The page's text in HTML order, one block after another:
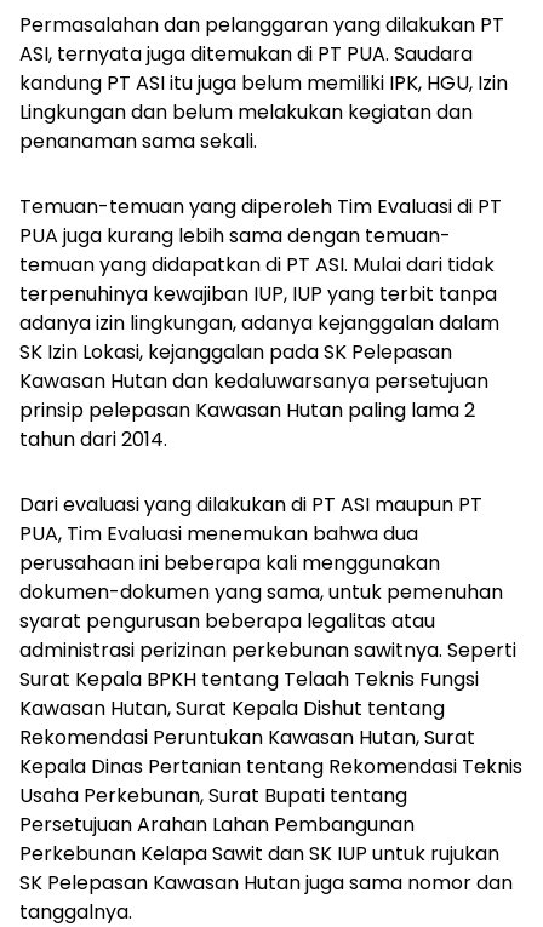
Permasalahan dan pelanggaran yang dilakukan PT
ASI, ternyata juga ditemukan di PT PUA. Saudara
kandung PT ASI itu juga belum memiliki IPK, HGU, Izin
Lingkungan dan belum melakukan kegiatan dan
penanaman sama sekali.
Temuan-temuan yang diperoleh Tim Evaluasi di PT
PUA juga kurang lebih sama dengan temuan-
temuan yang didapatkan di PT ASI. Mulai dari tidak
terpenuhinya kewajiban IUP, IUP yang terbit tanpa
adanya izin lingkungan, adanya kejanggalan dalam
SK Izin Lokasi, kejanggalan pada SK Pelepasan
Kawasan Hutan dan kedaluwarsanya persetujuan
prinsip pelepasan Kawasan Hutan paling lama 2
tahun dari 2014.
Dari evaluasi yang dilakukan di PT ASI maupun PT
PUA, Tim Evaluasi menemukan bahwa dua
perusahaan ini beberapa kali menggunakan
dokumen-dokumen yang sama, untuk pemenuhan
syarat pengurusan beberapa legalitas atau
administrasi perizinan perkebunan sawitnya. Seperti
Surat Kepala BPKH tentang Telaah Teknis Fungsi
Kawasan Hutan, Surat Kepala Dishut tentang
Rekomendasi Peruntukan Kawasan Hutan, Surat
Kepala Dinas Pertanian tentang Rekomendasi Teknis
Usaha Perkebunan, Surat Bupati tentang
Persetujuan Arahan Lahan Pembangunan
Perkebunan Kelapa Sawit dan SK IUP untuk rujukan
SK Pelepasan Kawasan Hutan juga sama nomor dan
tanggalnya.